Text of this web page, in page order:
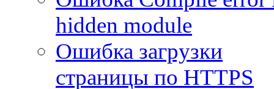
hidden module
Ошибка загрузки
страницы по HTTPS